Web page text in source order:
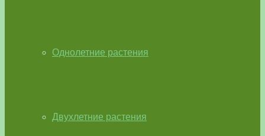
Однолетние растения
Двухлетние растения